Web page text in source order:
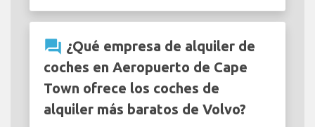
question_answer ¿Qué empresa de alquiler de
coches en Aeropuerto de Cape
Town ofrece los coches de
alquiler más baratos de Volvo?